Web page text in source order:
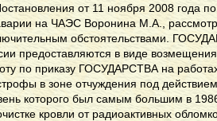
от 11 ноября 2008 года
на ЧАЭС Воронина М.А.,
обстоятельствами.
предоставляются в виде
по приказу ГОСУДАРСТВА на
в зоне отчуждения под
которого был самым большим в
кровли от радиоактивных